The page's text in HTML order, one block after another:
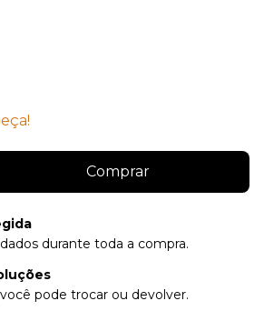
durante toda a compra.
pode trocar ou devolver.